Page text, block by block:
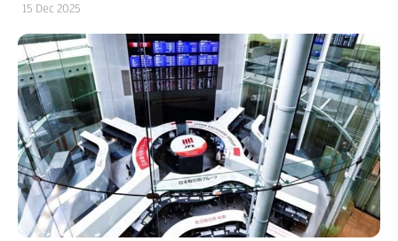
15 Dec 2025